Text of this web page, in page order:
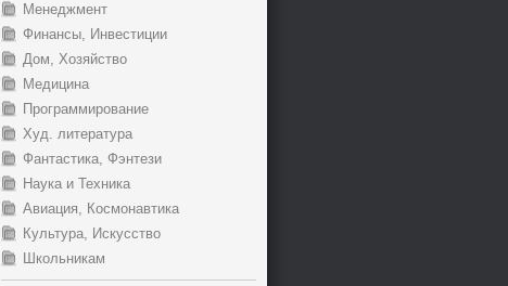
Менеджмент
Финансы, Инвестиции
Дом, Хозяйство
Медицина
Программирование
Худ. литература
Фантастика, Фэнтези
Наука и Техника
Авиация, Космонавтика
Культура, Искусство
Школьникам